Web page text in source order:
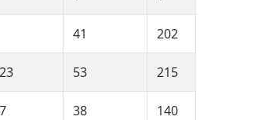
41 202
23 53 215
7 38 140